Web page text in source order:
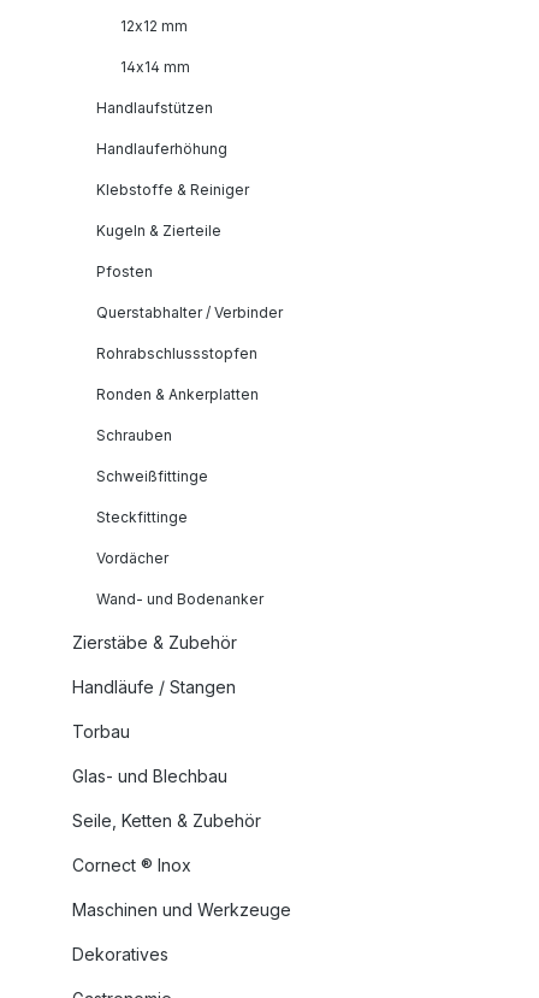
12x12 mm
14x14 mm
Handlaufstützen
Handlauferhöhung
Klebstoffe & Reiniger
Kugeln & Zierteile
Pfosten
Querstabhalter / Verbinder
Rohrabschlussstopfen
Ronden & Ankerplatten
Schrauben
Schweißfittinge
Steckfittinge
Vordächer
Wand- und Bodenanker
Zierstäbe & Zubehör
Handläufe / Stangen
Torbau
Glas- und Blechbau
Seile, Ketten & Zubehör
Cornect ® Inox
Maschinen und Werkzeuge
Dekoratives